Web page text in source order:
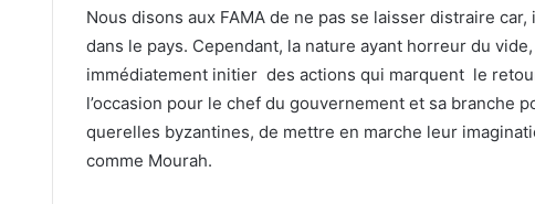
Nous disons aux FAMA de ne pas se laisser distraire
dans le pays. Cependant, la nature ayant horreur du
immédiatement initier des actions qui marquent le
l’occasion pour le chef du gouvernement et sa branche
querelles byzantines, de mettre en marche leur
comme Mourah.